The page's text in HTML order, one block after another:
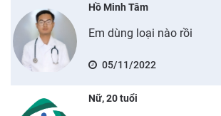
Hồ Minh Tâm
Em dùng loại nào rồi
05/11/2022
Nữ, 20 tuổi